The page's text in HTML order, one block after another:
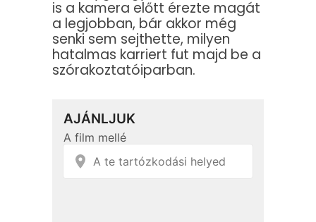
is a kamera előtt érezte magát
a legjobban, bár akkor még
senki sem sejthette, milyen
hatalmas karriert fut majd be a
szórakoztatóiparban.